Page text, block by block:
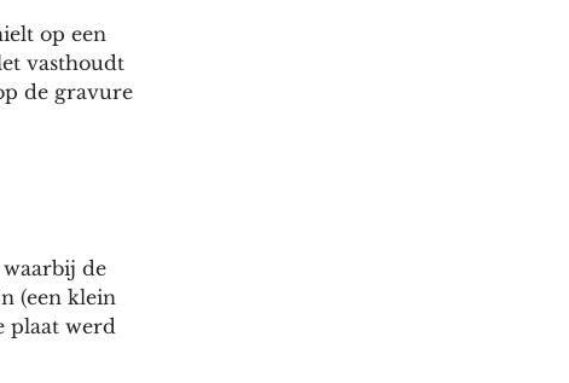
op een
vasthoudt
de gravure
waarbij de
(een klein
plaat werd